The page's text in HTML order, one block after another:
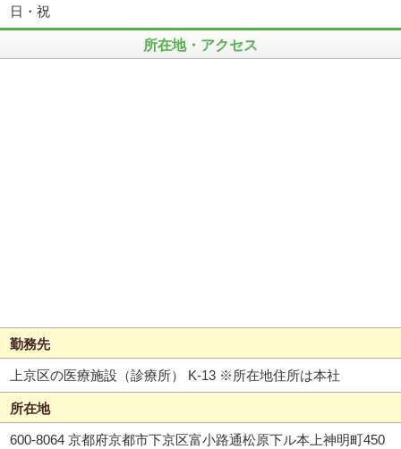
日・祝
所在地・アクセス
勤務先
上京区の医療施設（診療所） K-13 ※所在地住所は本社
所在地
600-8064 京都府京都市下京区富小路通松原下ル本上神明町450